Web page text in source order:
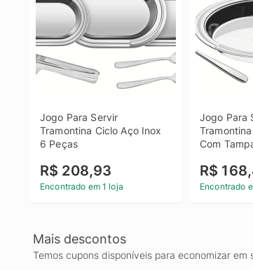
Jogo Para Servir
Tramontina Ciclo Aço Inox
6 Peças
R$ 208,93
Encontrado em 1 loja
Jogo Para
Com
R$
Encontrado
Mais descontos
Temos cupons disponíveis para economizar em